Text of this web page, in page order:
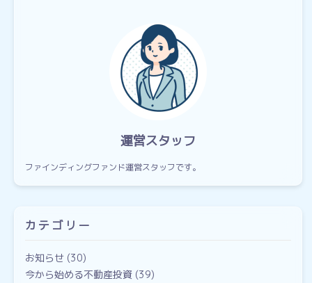
運営スタッフ
ファインディングファンド運営スタッフです。
カテゴリー
お知らせ (30)
今から始める不動産投資 (39)